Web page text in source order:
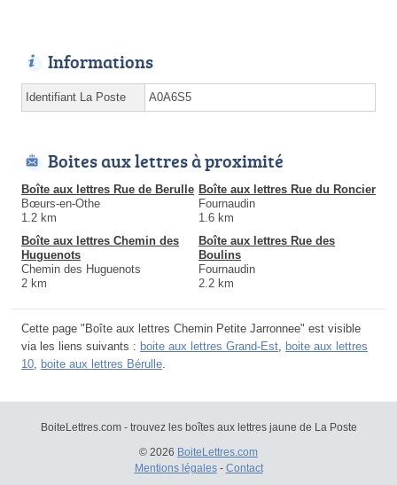
Informations
Identifiant La Poste A0A6S5
Boites aux lettres à proximité
Boîte aux lettres Rue de Berulle
Bœurs-en-Othe
1.2 km
Boîte aux lettres Rue du Roncier
Fournaudin
1.6 km
Boîte aux lettres Chemin des
Huguenots
Chemin des Huguenots
2 km
Boîte aux lettres Rue des
Boulins
Fournaudin
2.2 km
Cette page "Boîte aux lettres Chemin Petite Jarronnee" est visible
via les liens suivants : boite aux lettres Grand-Est boite aux lettres
10 boite aux lettres Bérulle
BoiteLettres.com - trouvez les boîtes aux lettres jaune de La Poste
© 2026 BoiteLettres.com
Mentions légales- Contact